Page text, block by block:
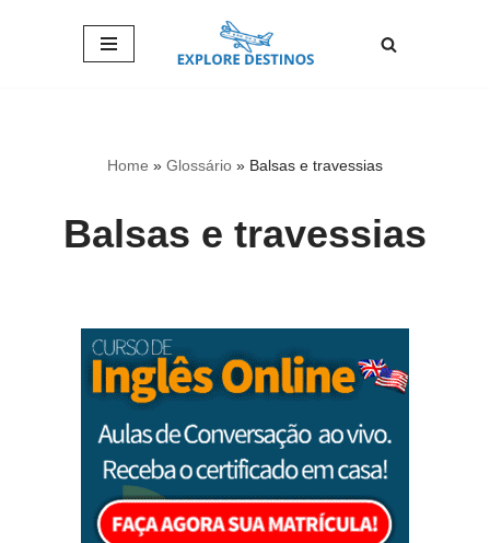
Home » Glossário » Balsas e travessias
Balsas e travessias